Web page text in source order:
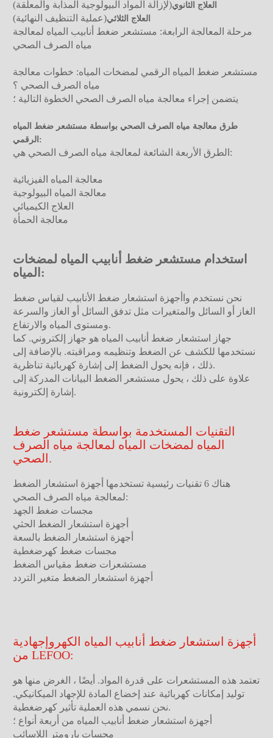
العلاج الثانوي(لإزالة المواد البيولوجية المذابة والمعلقة)
العلاج الثلاثي(عملية التنظيف النهائية)
مرحلة المعالجة الرابعة: مستشعر ضغط أنابيب المياه لمعالجة
مياه الصرف الصحي
مستشعر ضغط المياه الرقمي لمضخات المياه: خطوات معالجة
مياه الصرف الصحي ؟
يتضمن إجراء معالجة مياه الصرف الصحي الخطوة التالية ؛
طرق معالجة مياه الصرف الصحي بواسطة مستشعر ضغط المياه
الرقمي:
الطرق الأربعة الشائعة لمعالجة مياه الصرف الصحي هي:
معالجة المياه الفيزيائية
معالجة المياه البيولوجية
العلاج الكيميائي
معالجة الحمأة
استخدام مستشعر ضغط أنابيب المياه لمضخات
المياه:
نحن نستخدم واأجهزة استشعار ضغط الأنابيب لقياس ضغط
الغاز أو السائل والمتغيرات مثل تدفق السائل أو الغاز والسرعة
ومستوى المياه والارتفاع.
جهاز استشعار ضغط أنابيب المياه هو جهاز إلكتروني. كما
نستخدمها للكشف عن الضغط وتنظيمه ومراقبته. بالإضافة إلى
ذلك ، فإنه يحول الضغط إلى إشارة كهربائية تناظرية.
علاوة على ذلك ، يحول مستشعر الضغط البيانات المدركة إلى
إشارة إلكترونية.
التقنيات المستخدمة بواسطة مستشعر ضغط
المياه لمضخات المياه لمعالجة مياه الصرف
الصحي.
هناك 6 تقنيات رئيسية تستخدمها أجهزة استشعار الضغط
لمعالجة مياه الصرف الصحي:
مجسات ضغط الجهد
أجهزة استشعار الضغط الحثي
أجهزة استشعار الضغط بالسعة
مجسات ضغط كهرضغطية
مستشعرات ضغط مقياس الضغط
أجهزة استشعار الضغط متغير التردد
أجهزة استشعار ضغط أنابيب المياه الكهروإجهادية
من LEFOO:
تعتمد هذه المستشعرات على قدرة المواد. أيضًا ، الغرض منها هو
توليد إمكانات كهربائية عند إخضاع المادة للإجهاد الميكانيكي.
نحن نسمي هذه العملية تأثير كهرضغطية.
أجهزة استشعار ضغط أنابيب المياه من أربعة أنواع ؛
مجسات بارومتر اللاسائب